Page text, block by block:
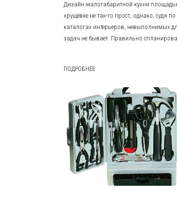
Дизайн малогабаритной кухни
хрущёвке не так-то прост, однако, судя
каталогах интерьеров, невыполнимых
задач не бывает. Правильно
ПОДРОБНЕЕ